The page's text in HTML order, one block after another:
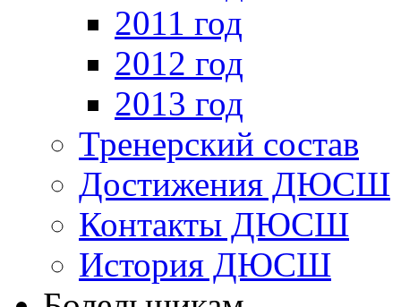
2011 год
2012 год
2013 год
Тренерский состав
Достижения ДЮСШ
Контакты ДЮСШ
История ДЮСШ